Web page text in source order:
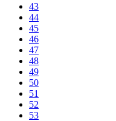
43
44
45
46
47
48
49
50
51
52
53